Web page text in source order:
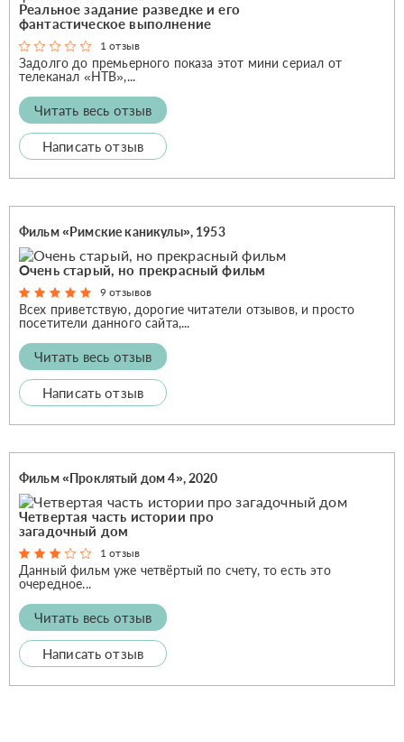
Реальное задание разведке и его
фантастическое выполнение
1 отзыв
Задолго до премьерного показа этот мини сериал от
телеканал «НТВ»,...
Читать весь отзыв
Написать отзыв
Фильм «Римские каникулы», 1953
Очень старый, но прекрасный фильм
9 отзывов
Всех приветствую, дорогие читатели отзывов, и просто
посетители данного сайта,...
Читать весь отзыв
Написать отзыв
Фильм «Проклятый дом 4», 2020
Четвертая часть истории про
загадочный дом
1 отзыв
Данный фильм уже четвёртый по счету, то есть это
очередное...
Читать весь отзыв
Написать отзыв